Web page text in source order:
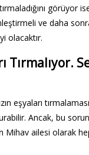
görüyor
ve daha
olacaktır.
Tırmalıyor.
eşyaları
Ancak, bu
Mihav ailesi olarak